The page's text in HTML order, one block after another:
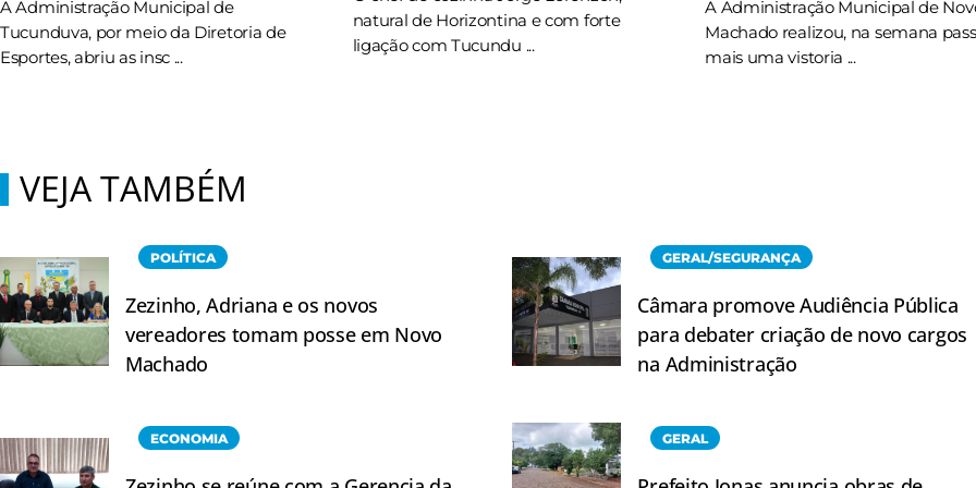
A Administração Municipal de
Tucunduva, por meio da Diretoria de
Esportes, abriu as insc ...
natural de Horizontina e com forte
ligação com Tucundu ...
A Administração Municipal de
Machado realizou, na semana
mais uma vistoria ...
VEJA TAMBÉM
POLÍTICA
Zezinho, Adriana e os novos
vereadores tomam posse em Novo
Machado
ECONOMIA
GERAL/SEGURANÇA
Câmara promove Audiência Pública
para debater criação de novo cargos
na Administração
GERAL